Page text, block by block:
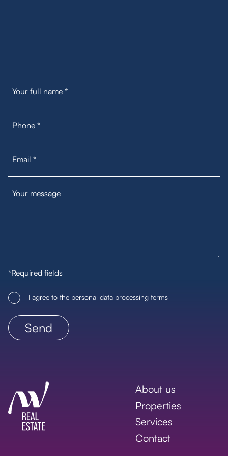
*Required fields
I agree to the personal data processing terms
About us
Properties
Services
Contact